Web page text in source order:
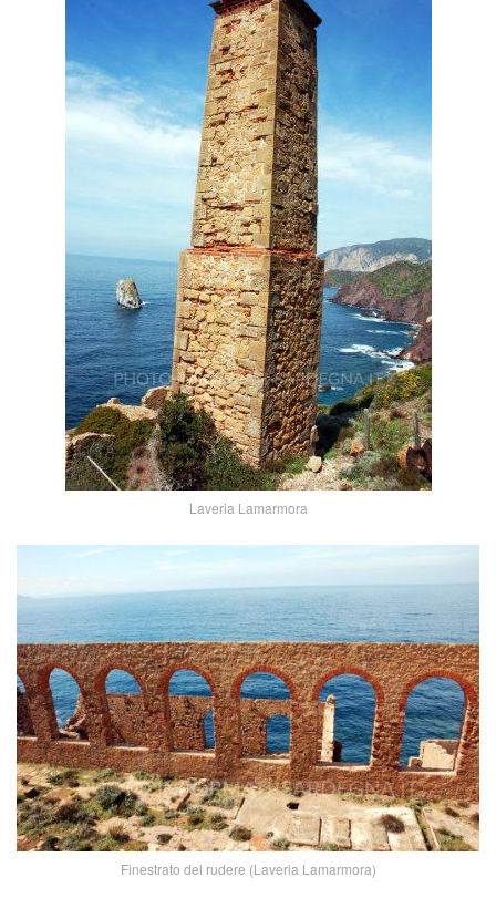
Laveria Lamarmora
Finestrato del rudere (Laveria Lamarmora)